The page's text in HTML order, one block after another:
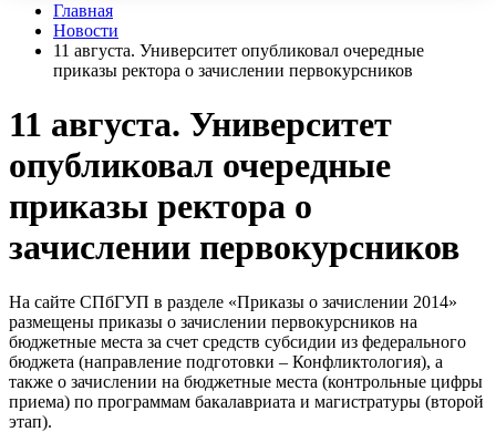
Главная
Новости
11 августа. Университет опубликовал очередные
приказы ректора о зачислении первокурсников
11 августа. Университет
опубликовал очередные
приказы ректора о
зачислении первокурсников
На сайте СПбГУП в разделе «Приказы о зачислении 2014»
размещены приказы о зачислении первокурсников на
бюджетные места за счет средств субсидии из федерального
бюджета (направление подготовки – Конфликтология), а
также о зачислении на бюджетные места (контрольные цифры
приема) по программам бакалавриата и магистратуры (второй
этап).